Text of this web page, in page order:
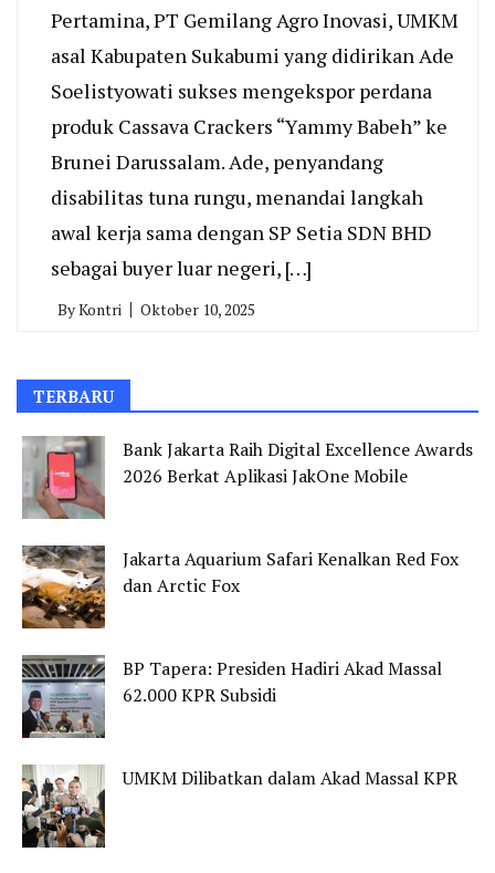
Pertamina, PT Gemilang Agro Inovasi, UMKM
asal Kabupaten Sukabumi yang didirikan Ade
Soelistyowati sukses mengekspor perdana
produk Cassava Crackers “Yammy Babeh” ke
Brunei Darussalam. Ade, penyandang
disabilitas tuna rungu, menandai langkah
awal kerja sama dengan SP Setia SDN BHD
sebagai buyer luar negeri, […]
ByKontri Oktober 10, 2025
TERBARU
Bank Jakarta Raih Digital Excellence Awards
2026 Berkat Aplikasi JakOne Mobile
Jakarta Aquarium Safari Kenalkan Red Fox
dan Arctic Fox
BP Tapera: Presiden Hadiri Akad Massal
62.000 KPR Subsidi
UMKM Dilibatkan dalam Akad Massal KPR